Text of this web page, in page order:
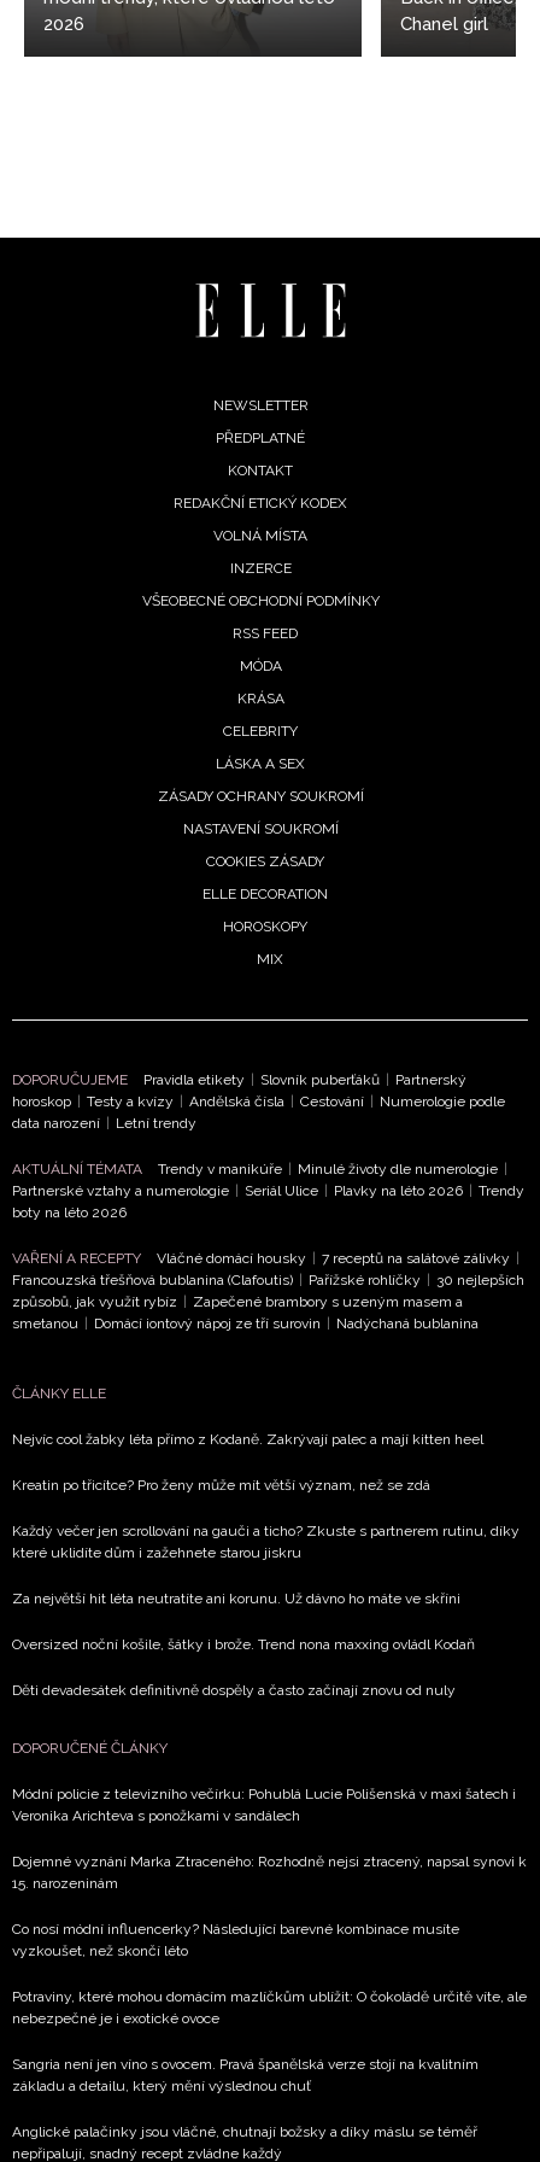
2026
Chanel girl
NEWSLETTER
PŘEDPLATNÉ
KONTAKT
REDAKČNÍ ETICKÝ KODEX
VOLNÁ MÍSTA
INZERCE
VŠEOBECNÉ OBCHODNÍ PODMÍNKY
RSS FEED
MÓDA
KRÁSA
CELEBRITY
LÁSKA A SEX
ZÁSADY OCHRANY SOUKROMÍ
NASTAVENÍ SOUKROMÍ
COOKIES ZÁSADY
ELLE DECORATION
HOROSKOPY
MIX
DOPORUČUJEME Pravidla etikety Slovník puberťáků
Partnerský
horoskop
Testy a kvízy Andělská čísla Cestování
Numerologie podle
data narození
Letní trendy
AKTUÁLNÍ TÉMATA Trendy v manikúře Minulé životy dle numerologie
Partnerské vztahy a numerologie
Seriál Ulice Plavky na léto 2026
Trendy
boty na léto 2026
VAŘENÍ A RECEPTY Vláčné domácí housky 7 receptů na salátové zálivky
Francouzská třešňová bublanina (Clafoutis)
Pařížské rohlíčky
30 nejlepších
způsobů, jak využít rybíz
Zapečené brambory s uzeným masem a
smetanou
Domácí iontový nápoj ze tří surovin Nadýchaná bublanina
ČLÁNKY ELLE
Nejvíc cool žabky léta přímo z Kodaně. Zakrývají palec a mají kitten heel
Kreatin po třicítce? Pro ženy může mít větší význam, než se zdá
Každý večer jen scrollování na gauči a ticho? Zkuste s partnerem rutinu, díky
které uklidíte dům i zažehnete starou jiskru
Za největší hit léta neutratíte ani korunu. Už dávno ho máte ve skříni
Oversized noční košile, šátky i brože. Trend nona maxxing ovládl Kodaň
Děti devadesátek definitivně dospěly a často začínají znovu od nuly
DOPORUČENÉ ČLÁNKY
Módní policie z televizního večírku: Pohublá Lucie Polišenská v maxi šatech i
Veronika Arichteva s ponožkami v sandálech
Dojemné vyznání Marka Ztraceného: Rozhodně nejsi ztracený, napsal synovi k
15. narozeninám
Co nosí módní influencerky? Následující barevné kombinace musíte
vyzkoušet, než skončí léto
Potraviny, které mohou domácím mazlíčkům ublížit: O čokoládě určitě víte, ale
nebezpečné je i exotické ovoce
Sangria není jen víno s ovocem. Pravá španělská verze stojí na kvalitním
základu a detailu, který mění výslednou chuť
Anglické palačinky jsou vláčné, chutnají božsky a díky máslu se téměř
nepřipalují, snadný recept zvládne každý